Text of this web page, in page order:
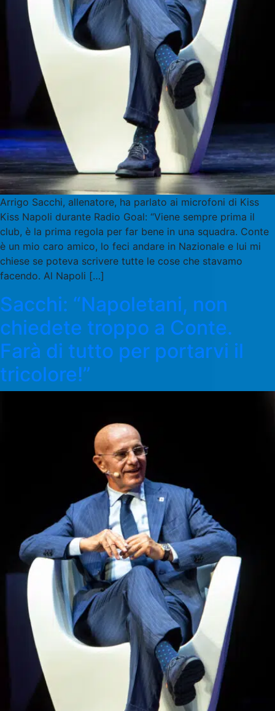
Arrigo Sacchi, allenatore, ha parlato ai microfoni di Kiss
Kiss Napoli durante Radio Goal: “Viene sempre prima il
club, è la prima regola per far bene in una squadra. Conte
è un mio caro amico, lo feci andare in Nazionale e lui mi
chiese se poteva scrivere tutte le cose che stavamo
facendo. Al Napoli […]
Sacchi: “Napoletani, non
chiedete troppo a Conte.
Farà di tutto per portarvi il
tricolore!”